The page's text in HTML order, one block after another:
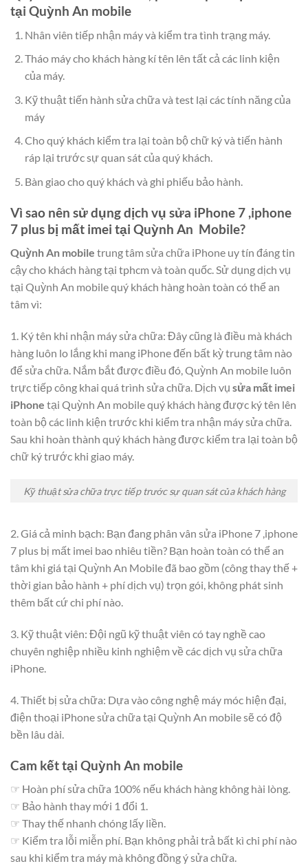
tại Quỳnh An mobile
Nhân viên tiếp nhận máy và kiểm tra tình trạng máy.
Tháo máy cho khách hàng kí tên lên tất cả các linh kiện
của máy.
Kỹ thuật tiến hành sửa chữa và test lại các tính năng của
máy
Cho quý khách kiểm tra lại toàn bộ chữ ký và tiến hành
ráp lại trước sự quan sát của quý khách.
Bàn giao cho quý khách và ghi phiếu bảo hành.
Vì sao nên sử dụng dịch vụ sửa iPhone 7 ,iphone
7 plus bị mất imei tại Quỳnh An Mobile?
Quỳnh An mobile trung tâm sửa chữa iPhone uy tín đáng tin
cậy cho khách hàng tại tphcm và toàn quốc. Sử dụng dịch vụ
tại Quỳnh An mobile quý khách hàng hoàn toàn có thể an
tâm vì:
1. Ký tên khi nhận máy sửa chữa: Đây cũng là điều mà khách
hàng luôn lo lắng khi mang iPhone đến bất kỳ trung tâm nào
để sửa chữa. Nắm bắt được điều đó, Quỳnh An mobile luôn
trực tiếp công khai quá trình sửa chữa. Dịch vụ sửa mất imei
iPhone tại Quỳnh An mobile quý khách hàng được ký tên lên
toàn bộ các linh kiện trước khi kiểm tra nhận máy sửa chữa.
Sau khi hoàn thành quý khách hàng được kiểm tra lại toàn bộ
chữ ký trước khi giao máy.
Kỹ thuật sửa chữa trực tiếp trước sự quan sát của khách hàng
2. Giá cả minh bạch: Bạn đang phân vân sửa iPhone 7 ,iphone
7 plus bị mất imei bao nhiêu tiền? Bạn hoàn toàn có thể an
tâm khi giá tại Quỳnh An Mobile đã bao gồm (công thay thế +
thời gian bảo hành + phí dịch vụ) trọn gói, không phát sinh
thêm bất cứ chi phí nào.
3. Kỹ thuật viên: Đội ngũ kỹ thuật viên có tay nghề cao
chuyên nghiệp nhiều kinh nghiệm về các dịch vụ sửa chữa
iPhone.
4. Thiết bị sửa chữa: Dựa vào công nghệ máy móc hiện đại,
điện thoại iPhone sửa chữa tại Quỳnh An mobile sẽ có độ
bền lâu dài.
Cam kết tại Quỳnh An mobile
☞ Hoàn phí sửa chữa 100% nếu khách hàng không hài lòng.
☞ Bảo hành thay mới 1 đổi 1.
☞ Thay thế nhanh chóng lấy liền.
☞ Kiểm tra lỗi miễn phí. Bạn không phải trả bất kì chi phí nào
sau khi kiểm tra máy mà không đồng ý sửa chữa.